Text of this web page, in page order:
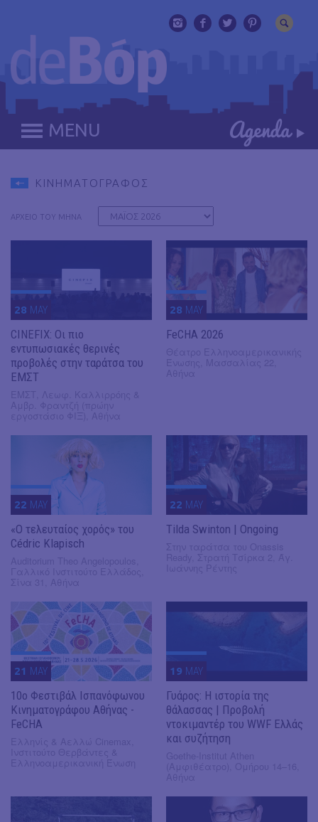
MENU
ΚΙΝΗΜΑΤΟΓΡΑΦΟΣ
ΑΡΧΕΙΟ ΤΟΥ ΜΗΝΑ
28 MAY
CINEFIX: Οι πιο
εντυπωσιακές θερινές
προβολές στην ταράτσα του
ΕΜΣΤ
28 MAY
FeCHA 2026
22 MAY
«Ο τελευταίος χορός» του
Cédric Klapisch
22 MAY
Tilda Swinton | Ongoing
21 MAY
10ο Φεστιβάλ Ισπανόφωνου
Κινηματογράφου Αθήνας -
FeCHA
19 MAY
Γυάρος: Η ιστορία της
θάλασσας | Προβολή
ντοκιμαντέρ του WWF Eλλάς
και συζήτηση